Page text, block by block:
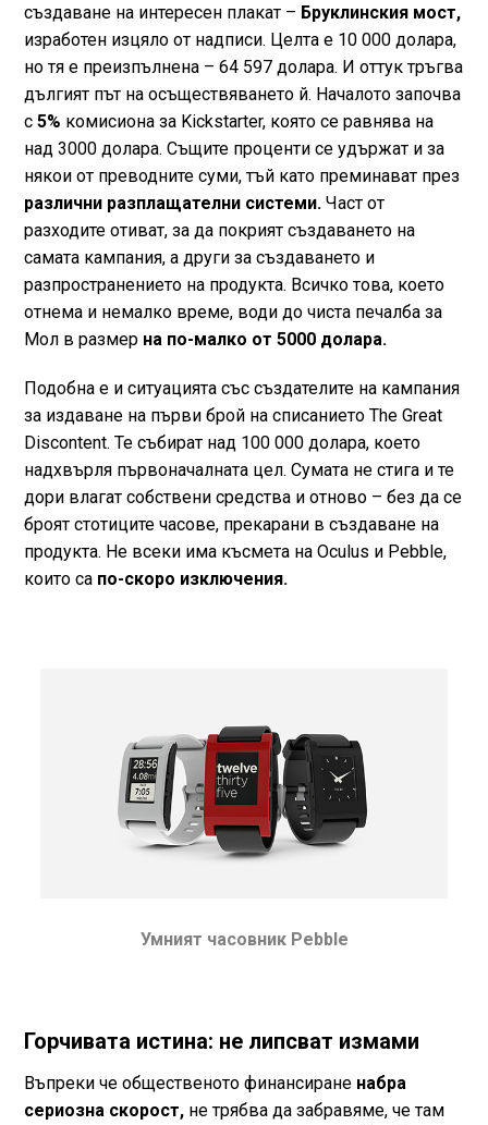
създаване на интересен плакат – Бруклинския мост,
изработен изцяло от надписи. Целта е 10 000 долара,
но тя е преизпълнена – 64 597 долара. И оттук тръгва
дългият път на осъществяването й. Началото започва
с 5% комисиона за Kickstarter, която се равнява на
над 3000 долара. Същите проценти се удържат и за
някои от преводните суми, тъй като преминават през
различни разплащателни системи.Част от
разходите отиват, за да покрият създаването на
самата кампания, а други за създаването и
разпространението на продукта. Всичко това, което
отнема и немалко време, води до чиста печалба за
Мол в размер на по-малко от 5000 долара.
Подобна е и ситуацията със създателите на кампания
за издаване на първи брой на списанието The Great
Discontent. Те събират над 100 000 долара, което
надхвърля първоначалната цел. Сумата не стига и те
дори влагат собствени средства и отново – без да се
броят стотиците часове, прекарани в създаване на
продукта. Не всеки има късмета на Oculus и Pebble,
които са по-скоро изключения.
Умният часовник Pebble
Горчивата истина: не липсват измами
Въпреки че общественото финансиране набра
сериозна скорост, не трябва да забравяме, че там